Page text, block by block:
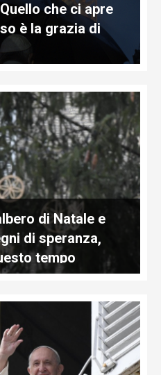
che ci apre
è la grazia di
di Natale e
di speranza,
tempo